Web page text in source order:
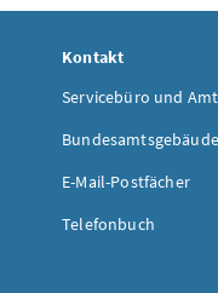
Kontakt
Servicebüro und
Bundesamtsgebäude
E-Mail-Postfächer
Telefonbuch